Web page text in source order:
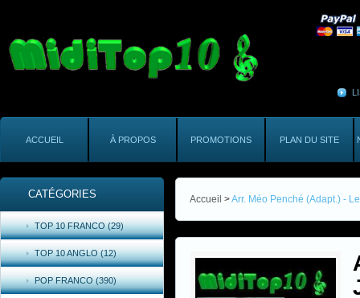
ACCUEIL À PROPOS PROMOTIONS PLAN DU SITE
CATÉGORIES
TOP 10 FRANCO (29)
TOP 10 ANGLO (12)
POP FRANCO (390)
Accueil >Arr. Méo Penché (Adapt.) -